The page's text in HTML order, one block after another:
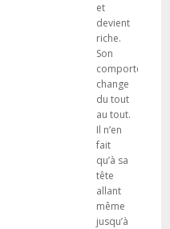
et
devient
riche.
Son
comportement
change
du tout
au tout.
Il n’en
fait
qu’à sa
tête
allant
même
jusqu’à